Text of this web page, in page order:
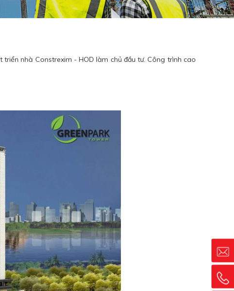
nhà Constrexim - HOD làm chủ đầu tư. Công trình cao